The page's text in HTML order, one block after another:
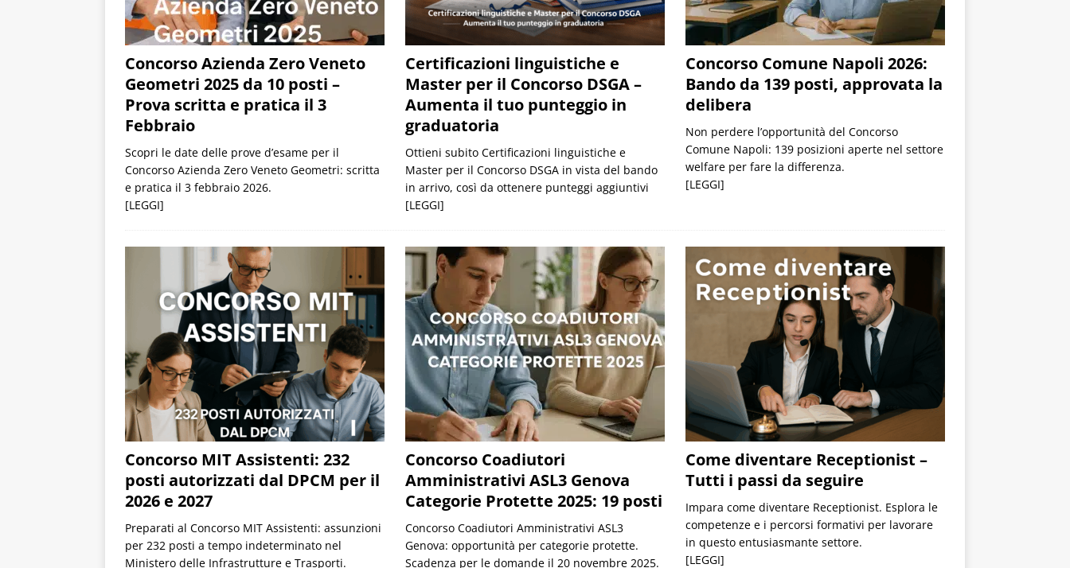
Concorso Azienda Zero Veneto
Geometri 2025 da 10 posti –
Prova scritta e pratica il 3
Febbraio
Scopri le date delle prove d’esame per il
Concorso Azienda Zero Veneto Geometri: scritta
e pratica il 3 febbraio 2026.
[LEGGI]
Certificazioni linguistiche e
Master per il Concorso DSGA –
Aumenta il tuo punteggio in
graduatoria
Ottieni subito Certificazioni linguistiche e
Master per il Concorso DSGA in vista del bando
in arrivo, così da ottenere punteggi aggiuntivi
[LEGGI]
Concorso Comune Napoli 2026:
Bando da 139 posti, approvata la
delibera
Non perdere l’opportunità del Concorso
Comune Napoli: 139 posizioni aperte nel settore
welfare per fare la differenza.
[LEGGI]
Concorso MIT Assistenti: 232
posti autorizzati dal DPCM per il
2026 e 2027
Preparati al Concorso MIT Assistenti: assunzioni
per 232 posti a tempo indeterminato nel
Ministero delle Infrastrutture e Trasporti.
Concorso Coadiutori
Amministrativi ASL3 Genova
Categorie Protette 2025: 19 posti
Concorso Coadiutori Amministrativi ASL3
Genova: opportunità per categorie protette.
Scadenza per le domande il 20 novembre 2025.
Come diventare Receptionist –
Tutti i passi da seguire
Impara come diventare Receptionist. Esplora le
competenze e i percorsi formativi per lavorare
in questo entusiasmante settore.
[LEGGI]